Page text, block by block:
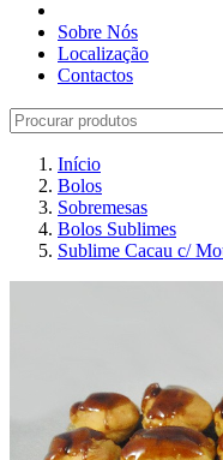
Sobre Nós
Localização
Contactos
Início
Bolos
Sobremesas
Bolos Sublimes
Sublime Cacau c/